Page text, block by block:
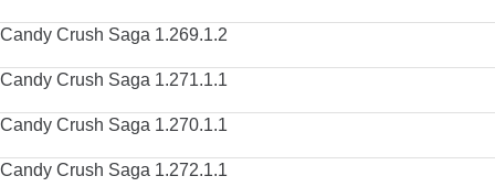
Candy Crush Saga 1.269.1.2
Candy Crush Saga 1.271.1.1
Candy Crush Saga 1.270.1.1
Candy Crush Saga 1.272.1.1